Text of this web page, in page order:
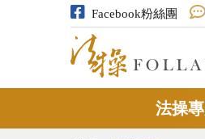
Facebook粉絲團
法操